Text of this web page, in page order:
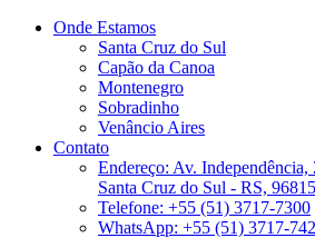
Onde Estamos
Santa Cruz do Sul
Capão da Canoa
Montenegro
Sobradinho
Venâncio Aires
Contato
Endereço: Av.
Santa Cruz do Sul - RS,
Telefone: +55 (51) 3717-7300
WhatsApp: +55 (51) 3717-